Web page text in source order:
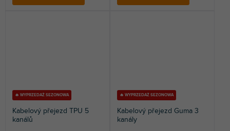
🔥 WYPRZEDAŻ SEZONOWA
Kabelový přejezd TPU 5
kanálů
🔥 WYPRZEDAŻ SEZONOWA
Kabelový přejezd Guma 3
kanály